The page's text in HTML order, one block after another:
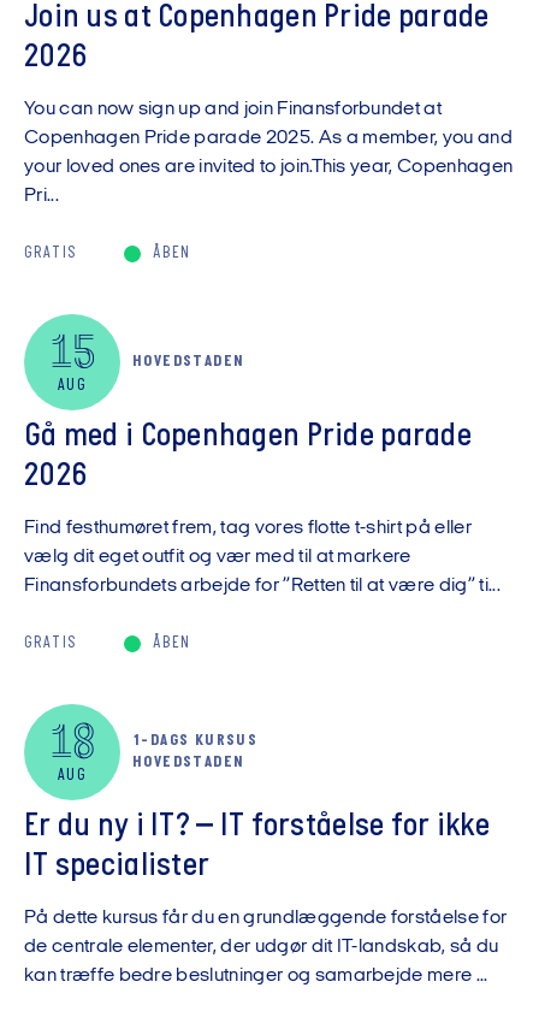
Join us at Copenhagen Pride parade
2026
You can now sign up and join Finansforbundet at
Copenhagen Pride parade 2025. As a member, you and
your loved ones are invited to join.This year, Copenhagen
Pri...
GRATIS ÅBEN
15
AUG
HOVEDSTADEN
Gå med i Copenhagen Pride parade
2026
Find festhumøret frem, tag vores flotte t-shirt på eller
vælg dit eget outfit og vær med til at markere
Finansforbundets arbejde for ”Retten til at være dig” ti...
GRATIS ÅBEN
18
AUG
1-DAGS KURSUS
HOVEDSTADEN
Er du ny i IT? – IT forståelse for ikke
IT specialister
På dette kursus får du en grundlæggende forståelse for
de centrale elementer, der udgør dit IT-landskab, så du
kan træffe bedre beslutninger og samarbejde mere ...